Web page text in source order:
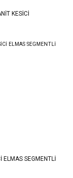
KESİCİ
ELMAS SEGMENTLİ